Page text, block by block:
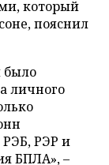
который
пояснил
было
личного
РЭБ, РЭР и
БПЛА», –